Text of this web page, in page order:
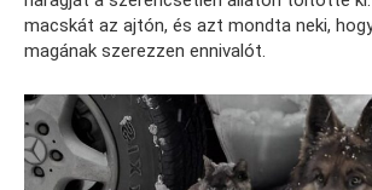
macskát az ajtón, és azt mondta neki,
magának szerezzen ennivalót.